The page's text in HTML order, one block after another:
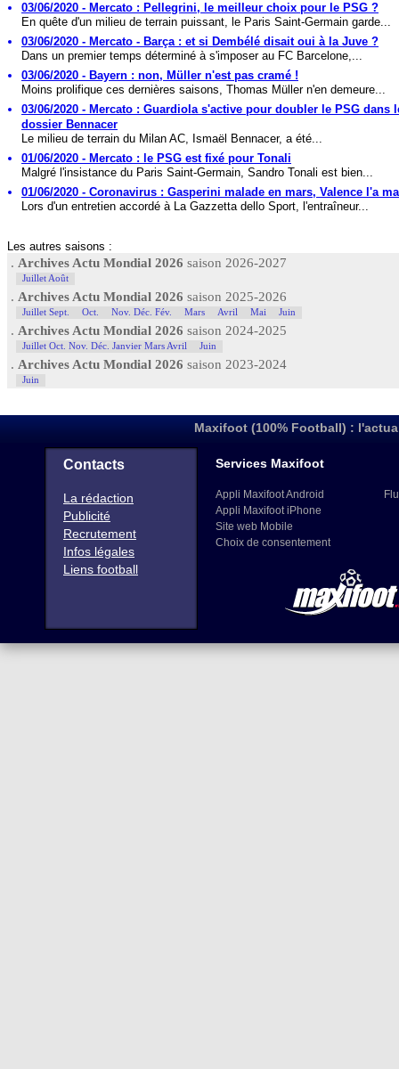
03/06/2020 - Mercato : Pellegrini, le meilleur choix pour le PSG ?
En quête d'un milieu de terrain puissant, le Paris Saint-Germain garde...
03/06/2020 - Mercato - Barça : et si Dembélé disait oui à la Juve ?
Dans un premier temps déterminé à s'imposer au FC Barcelone,...
03/06/2020 - Bayern : non, Müller n'est pas cramé !
Moins prolifique ces dernières saisons, Thomas Müller n'en demeure...
03/06/2020 - Mercato : Guardiola s'active pour doubler le PSG dans
dossier Bennacer
Le milieu de terrain du Milan AC, Ismaël Bennacer, a été...
01/06/2020 - Mercato : le PSG est fixé pour Tonali
Malgré l'insistance du Paris Saint-Germain, Sandro Tonali est bien...
01/06/2020 - Coronavirus : Gasperini malade en mars, Valence l'a
Lors d'un entretien accordé à La Gazzetta dello Sport, l'entraîneur...
Les autres saisons :
. Archives Actu Mondial 2026 saison 2026-2027
Juillet Août
. Archives Actu Mondial 2026 saison 2025-2026
Juillet Sept. Oct. Nov. Déc. Fév. Mars Avril Mai Juin
. Archives Actu Mondial 2026 saison 2024-2025
Juillet Oct. Nov. Déc. Janvier Mars Avril Juin
. Archives Actu Mondial 2026 saison 2023-2024
Juin
Maxifoot (100% Football) :
Contacts
La rédaction
Publicité
Recrutement
Infos légales
Liens football
Services Maxifoot
Appli Maxifoot Android
Appli Maxifoot iPhone
Site web Mobile
Choix de consentement